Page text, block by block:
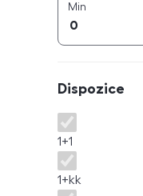
Min
Dispozice
Dispozice
1+1
1+kk